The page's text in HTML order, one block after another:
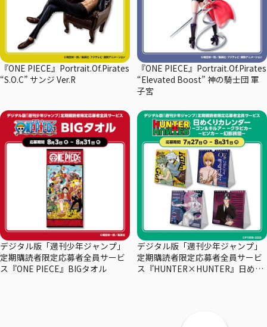
『ONE PIECE』Portrait.Of.Pirates
“S.O.C” サンジ Ver.R
『ONE PIECE』Portrait.Of.Pirates
“Elevated Boost” 神の騎士団 軍
子宮
デジタル版「週刊少年ジャンプ」
定期購読者限定応募者全員サービ
ス『ONE PIECE』BIGタオル
デジタル版「週刊少年ジャンプ」
定期購読者限定応募者全員サービ
ス『HUNTER×HUNTER』日めく